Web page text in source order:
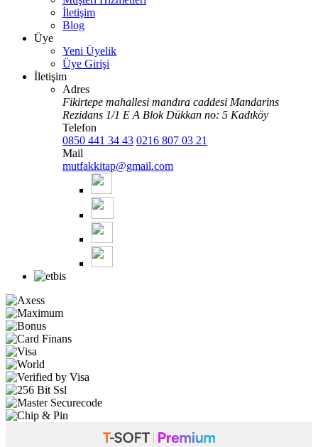
İletişim
Blog
Üye
Yeni Üyelik
Üye Girişi
İletişim
Adres
Fikirtepe mahallesi mandıra caddesi Mandarins
Rezidans 1/1 E A Blok Dükkan no: 5 Kadıköy
Telefon
0850 441 34 43 0216 807 03 21
Mail
mutfakkitap@gmail.com